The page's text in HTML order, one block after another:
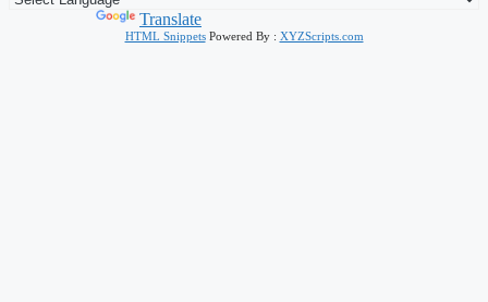
Translate
HTML SnippetsPowered By : XYZScripts.com